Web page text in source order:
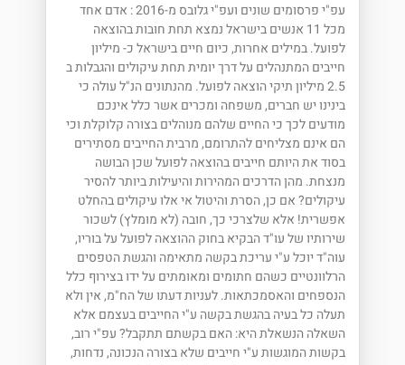
עפ"י פרסומים שונים ועפ"י גלובס מ-2016 : אדם אחד
מכל 11 אנשים בישראל נמצא תחת חובות בהוצאה
לפועל. במילים אחרות, כיום חיים בישראל כ- מיליון
חייבים המתנהלים על דרך יומית תחת עיקולים והגבלות ב
2.5 מיליון תיקי הוצאה לפועל. מהנתונים הנ"ל עולה כי
בינינו יש חברים, משפחה ומכרים אשר כלל אינכם
מודעים לכך כי החיים שלהם מנוהלים בצורה קלוקלת וכי
הם אינם מצליחים להתרומם, מרבית החייבים מסתירים
בסוד את היותם חייבים בהוצאה לפועל שכן הבושה
מנצחת. מהן הדרכים המהירות והיעילות ביותר להסיר
עיקולים? אם כן, הסרת והיטול אי אלו עיקולים בהחלט
אפשרית! אלא שלצרכי כך, חובה (לא מומלץ) לשכור
שירותיו של עו"ד הבקיא בחוק ההוצאה לפועל על בוריו,
עוה"ד יוכל ע"י עריכת בקשה מתאימה והגשת הטפסים
הרלוונטיים כשהם חתומים ומאומתים על ידו בצירוף כלל
הנספחים והאסמכתאות. לעניות דעתו של הח"מ, אין ולא
תעלה כל בעיה בהגשת בקשה ע"י החייבים בעצמם אלא
השאלה הנשאלת היא: האם בקשתם תתקבל? עפ"י רוב,
בקשות המוגשות ע"י חייבים שלא בצורה הנכונה, נדחות,